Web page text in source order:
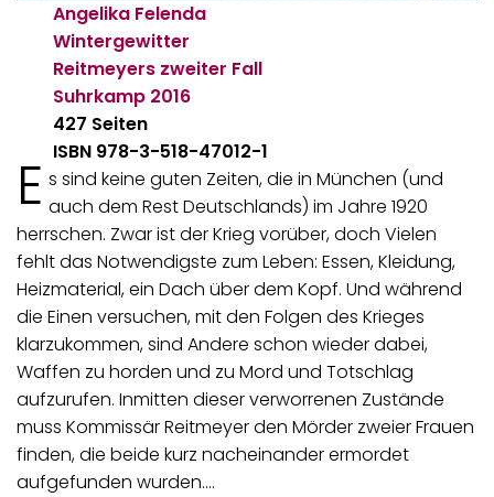
Angelika Felenda
Wintergewitter
Reitmeyers zweiter Fall
Suhrkamp 2016
427 Seiten
ISBN 978-3-518-47012-1
E s sind keine guten Zeiten, die in München (und
auch dem Rest Deutschlands) im Jahre 1920
herrschen. Zwar ist der Krieg vorüber, doch Vielen
fehlt das Notwendigste zum Leben: Essen, Kleidung,
Heizmaterial, ein Dach über dem Kopf. Und während
die Einen versuchen, mit den Folgen des Krieges
klarzukommen, sind Andere schon wieder dabei,
Waffen zu horden und zu Mord und Totschlag
aufzurufen. Inmitten dieser verworrenen Zustände
muss Kommissär Reitmeyer den Mörder zweier Frauen
finden, die beide kurz nacheinander ermordet
aufgefunden wurden.…